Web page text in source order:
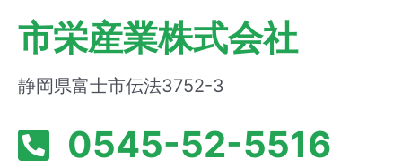
市栄産業株式会社
静岡県富士市伝法3752-3
0545-52-5516